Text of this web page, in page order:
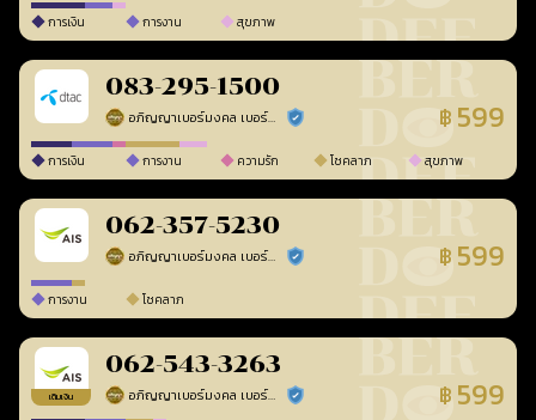
การเงิน การงาน สุขภาพ
083-295-1500
อภิญญาเบอร์มงคล เบอร์สวยเลขศาสตร์ ร้านยืนยันแล้ว ฿ 599
การเงิน การงาน ความรัก โชคลาภ สุขภาพ
062-357-5230
อภิญญาเบอร์มงคล เบอร์สวยเลขศาสตร์ ร้านยืนยันแล้ว ฿ 599
การงาน โชคลาภ
เติมเงิน
062-543-3263
อภิญญาเบอร์มงคล เบอร์สวยเลขศาสตร์ ร้านยืนยันแล้ว ฿ 599